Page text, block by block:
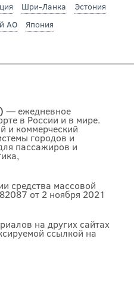
Шри-Ланка
Эстония
АО
Япония
— ежедневное
в России и в мире.
и коммерческий
городов и
пассажиров и
средства массовой
от 2 ноября 2021
на других сайтах
ссылкой на